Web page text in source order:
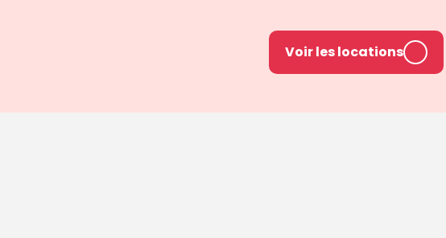
Voir les locations